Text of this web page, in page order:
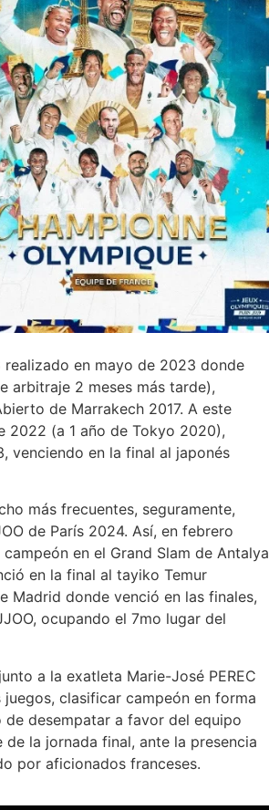
en mayo de 2023 donde
arbitraje 2 meses más tarde),
de Marrakech 2017. A este
2022 (a 1 año de Tokyo 2020),
venciendo en la final al japonés
más frecuentes, seguramente,
de París 2024. Así, en febrero
en el Grand Slam de Antalya
en la final al tayiko Temur
Madrid donde venció en las finales,
ocupando el 7mo lugar del
a la exatleta Marie-José PEREC
clasificar campeón en forma
desempatar a favor del equipo
la jornada final, ante la presencia
por aficionados franceses.